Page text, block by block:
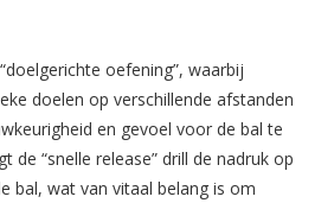
oefening”, waarbij
doelen op verschillende afstanden
en gevoel voor de bal te
de “snelle release” drill de nadruk op
bal, wat van vitaal belang is om